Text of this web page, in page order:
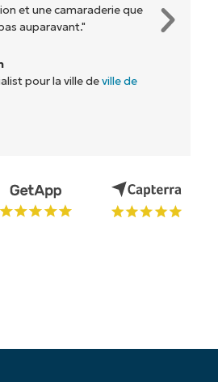
Rory McCune
Directeur informatique chez Flash